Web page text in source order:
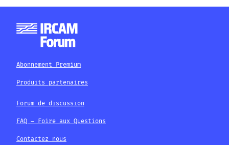
Abonnement Premium
Produits partenaires
Forum de discussion
FAQ – Foire aux Questions
Contactez nous